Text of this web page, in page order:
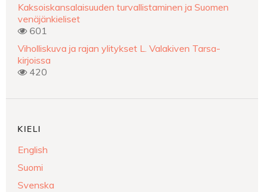
Kaksoiskansalaisuuden turvallistaminen ja Suomen
venäjänkieliset
601
Viholliskuva ja rajan ylitykset L. Valakiven Tarsa-
kirjoissa
420
KIELI
English
Suomi
Svenska